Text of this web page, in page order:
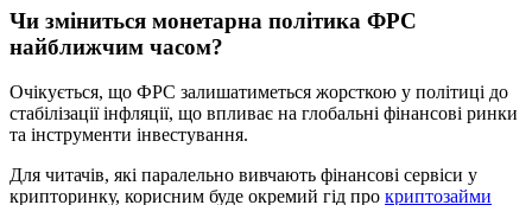
Чи зміниться монетарна політика ФРС
найближчим часом?
Очікується, що ФРС залишатиметься жорсткою у політиці до
стабілізації інфляції, що впливає на глобальні фінансові ринки
та інструменти інвестування.
Для читачів, які паралельно вивчають фінансові сервіси у
крипторинку, корисним буде окремий гід про криптозайми